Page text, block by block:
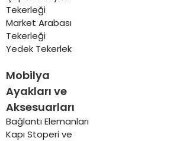
Tekerleği
Market Arabası
Tekerleği
Yedek Tekerlek
Mobilya
Ayakları ve
Aksesuarları
Bağlantı Elemanları
Kapı Stoperi ve